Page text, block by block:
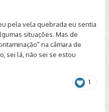
saia mais forte em S, A
dias que estou com ele
quis morrer ao deixar
nao se repetiu ... Não
falei com um amigo
aguardar, antes de limpar
pela vela quebrada eu sentia
situações. Mas de
na câmara de
sei lá, não sei se estou
1